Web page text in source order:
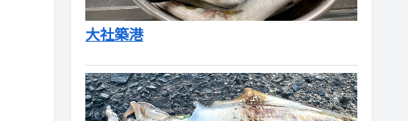
大社築港